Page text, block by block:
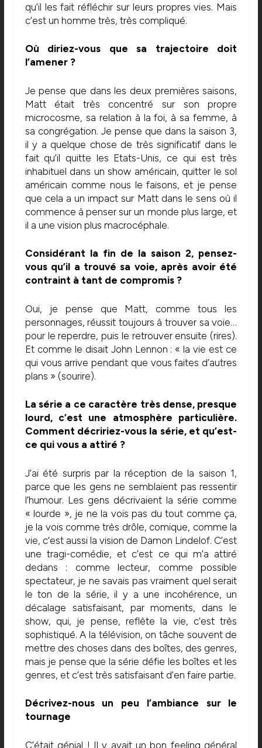
qu’il les fait réfléchir sur leurs propres vies. Mais
c’est un homme très, très compliqué.
Où diriez-vous que sa trajectoire doit
l’amener ?
Je pense que dans les deux premières saisons,
Matt était très concentré sur son propre
microcosme, sa relation à la foi, à sa femme, à
sa congrégation. Je pense que dans la saison 3,
il y a quelque chose de très significatif dans le
fait qu’il quitte les Etats-Unis, ce qui est très
inhabituel dans un show américain, quitter le sol
américain comme nous le faisons, et je pense
que cela a un impact sur Matt dans le sens où il
commence à penser sur un monde plus large, et
il a une vision plus macrocéphale.
Considérant la fin de la saison 2, pensez-
vous qu’il a trouvé sa voie, après avoir été
contraint à tant de compromis ?
Oui, je pense que Matt, comme tous les
personnages, réussit toujours à trouver sa voie…
pour le reperdre, puis le retrouver ensuite (rires).
Et comme le disait John Lennon : « la vie est ce
qui vous arrive pendant que vous faites d’autres
plans » (sourire).
La série a ce caractère très dense, presque
lourd, c’est une atmosphère particulière.
Comment décririez-vous la série, et qu’est-
ce qui vous a attiré ?
J’ai été surpris par la réception de la saison 1,
parce que les gens ne semblaient pas ressentir
l’humour. Les gens décrivaient la série comme
« lourde », je ne la vois pas du tout comme ça,
je la vois comme très drôle, comique, comme la
vie, c’est aussi la vision de Damon Lindelof. C’est
une tragi-comédie, et c’est ce qui m’a attiré
dedans : comme lecteur, comme possible
spectateur, je ne savais pas vraiment quel serait
le ton de la série, il y a une incohérence, un
décalage satisfaisant, par moments, dans le
show, qui, je pense, reflète la vie, c’est très
sophistiqué. A la télévision, on tâche souvent de
mettre des choses dans des boîtes, des genres,
mais je pense que la série défie les boîtes et les
genres, et c’est très satisfaisant d’en faire partie.
Décrivez-nous un peu l’ambiance sur le
tournage
C’était génial ! Il y avait un bon feeling général